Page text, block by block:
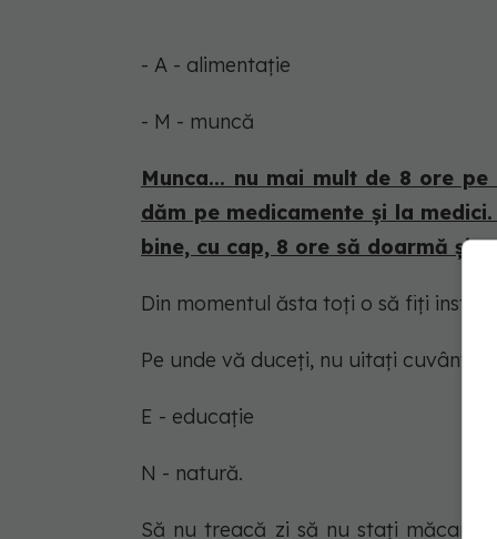
- A - alimentație
- M - muncă
Munca... nu mai mult de 8 ore
dăm pe medicamente și la
bine, cu cap, 8 ore să doarmă și
Din momentul ăsta toți o să fiți
Pe unde vă duceți, nu uitați cuvântul
E - educație
N - natură.
Să nu treacă zi să nu stați măcar